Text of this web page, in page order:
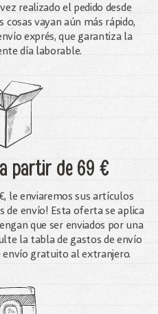
realizado el pedido desde
cosas vayan aún más rápido,
exprés, que garantiza la
día laborable.
a partir de 69 €
le enviaremos sus artículos
de envío! Esta oferta se aplica
que ser enviados por una
la tabla de gastos de envío
envío gratuito al extranjero.